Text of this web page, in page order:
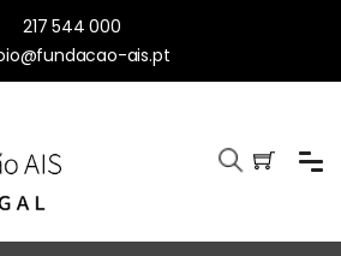
217 544 000
ais.pt